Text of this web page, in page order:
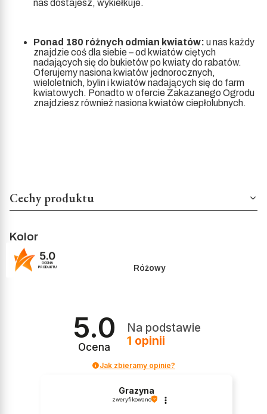
nas dostajesz, wykiełkuje.
Ponad 180 różnych odmian kwiatów: u nas każdy
znajdzie coś dla siebie – od kwiatów ciętych
nadających się do bukietów po kwiaty do rabatów.
Oferujemy nasiona kwiatów jednorocznych,
wieloletnich, bylin i kwiatów nadających się do farm
kwiatowych. Ponadto w ofercie Zakazanego Ogrodu
znajdziesz również nasiona kwiatów ciepłolubnych.
Cechy produktu
Kolor
Kolor Różowy
5.0
Ocena
Na podstawie
1 opinii
Jak zbieramy opinie?
Grazyna
zweryfikowano
5.0
OCENA
PRODUKTU